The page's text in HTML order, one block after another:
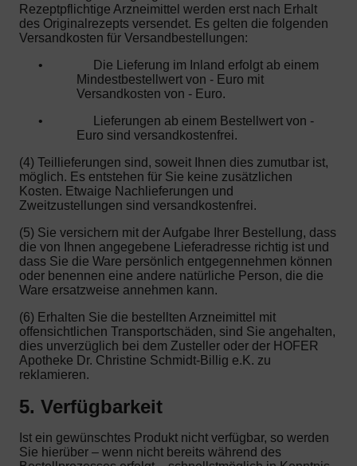
Rezeptpflichtige Arzneimittel werden erst nach Erhalt
des Originalrezepts versendet. Es gelten die folgenden
Versandkosten für Versandbestellungen:
•
Die Lieferung im Inland erfolgt ab einem
Mindestbestellwert von - Euro mit
Versandkosten von - Euro.
•
Lieferungen ab einem Bestellwert von -
Euro sind versandkostenfrei.
(4) Teillieferungen sind, soweit Ihnen dies zumutbar ist,
möglich. Es entstehen für Sie keine zusätzlichen
Kosten. Etwaige Nachlieferungen und
Zweitzustellungen sind versandkostenfrei.
(5) Sie versichern mit der Aufgabe Ihrer Bestellung, dass
die von Ihnen angegebene Lieferadresse richtig ist und
dass Sie die Ware persönlich entgegennehmen können
oder benennen eine andere natürliche Person, die die
Ware ersatzweise annehmen kann.
(6) Erhalten Sie die bestellten Arzneimittel mit
offensichtlichen Transportschäden, sind Sie angehalten,
dies unverzüglich bei dem Zusteller oder der HOFER
Apotheke Dr. Christine Schmidt-Billig e.K. zu
reklamieren.
5. Verfügbarkeit
Ist ein gewünschtes Produkt nicht verfügbar, so werden
Sie hierüber – wenn nicht bereits während des